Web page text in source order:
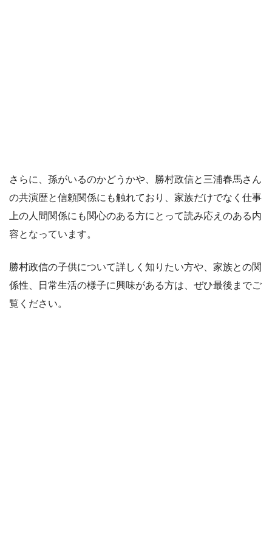
さらに、孫がいるのかどうかや、勝村政信と三浦春馬さん
の共演歴と信頼関係にも触れており、家族だけでなく仕事
上の人間関係にも関心のある方にとって読み応えのある内
容となっています。
勝村政信の子供について詳しく知りたい方や、家族との関
係性、日常生活の様子に興味がある方は、ぜひ最後までご
覧ください。